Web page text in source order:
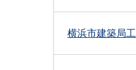
横浜市建築局